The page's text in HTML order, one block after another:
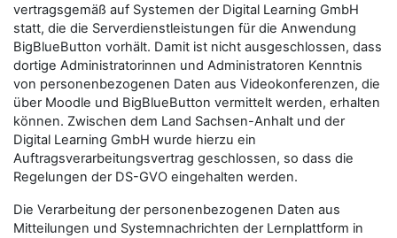
vertragsgemäß auf Systemen der Digital Learning GmbH
statt, die die Serverdienstleistungen für die Anwendung
BigBlueButton vorhält. Damit ist nicht ausgeschlossen, dass
dortige Administratorinnen und Administratoren Kenntnis
von personenbezogenen Daten aus Videokonferenzen, die
über Moodle und BigBlueButton vermittelt werden, erhalten
können. Zwischen dem Land Sachsen-Anhalt und der
Digital Learning GmbH wurde hierzu ein
Auftragsverarbeitungsvertrag geschlossen, so dass die
Regelungen der DS-GVO eingehalten werden.
Die Verarbeitung der personenbezogenen Daten aus
Mitteilungen und Systemnachrichten der Lernplattform in